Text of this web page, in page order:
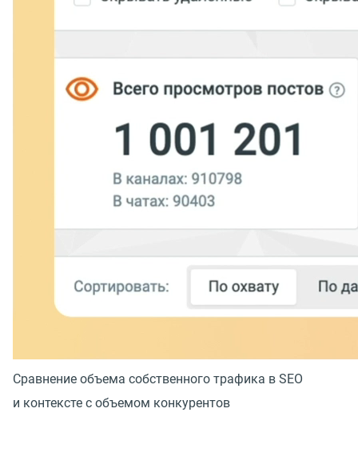
Сравнение объема собственного трафика в SEO
и контексте с объемом конкурентов